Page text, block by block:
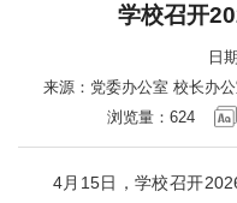
学校召开
日
来源：党委办公室 校长办
浏览量： 624
4月15日，学校召开